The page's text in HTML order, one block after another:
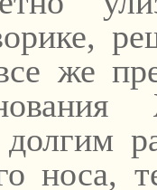
же
носа,